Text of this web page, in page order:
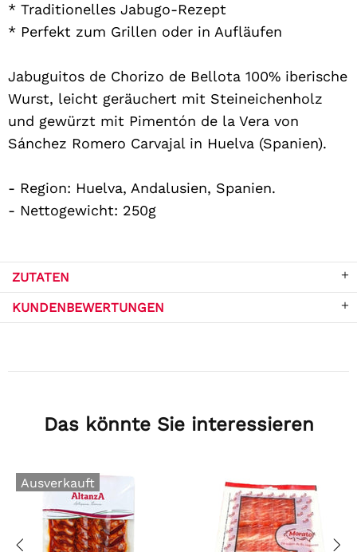
* Traditionelles Jabugo-Rezept
* Perfekt zum Grillen oder in Aufläufen
Jabuguitos de Chorizo de Bellota 100% iberische
Wurst, leicht geräuchert mit Steineichenholz
und gewürzt mit Pimentón de la Vera von
Sánchez Romero Carvajal in Huelva (Spanien).
- Region: Huelva, Andalusien, Spanien.
- Nettogewicht: 250g
ZUTATEN
KUNDENBEWERTUNGEN
Das könnte Sie interessieren
Ausverkauft